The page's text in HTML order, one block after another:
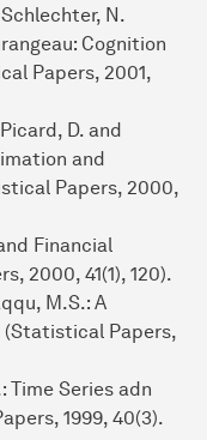
N.
Cognition
Papers, 2001,
D. and
and
Papers, 2000,
Financial
2000, 41(1), 120).
M.S.: A
(Statistical Papers,
Time Series adn
1999, 40(3).